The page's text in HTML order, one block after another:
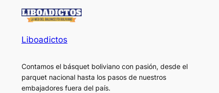
Liboadictos
Contamos el básquet boliviano con pasión, desde el
parquet nacional hasta los pasos de nuestros
embajadores fuera del país.